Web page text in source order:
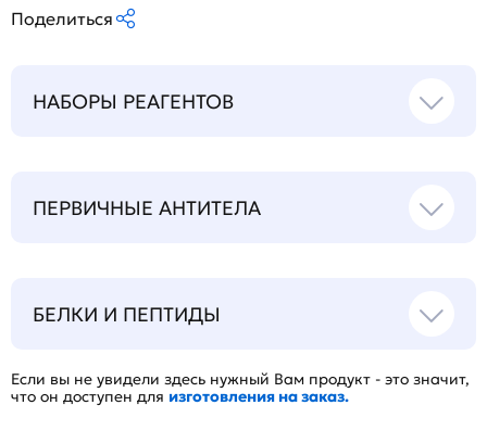
Поделиться
НАБОРЫ РЕАГЕНТОВ
ПЕРВИЧНЫЕ АНТИТЕЛА
БЕЛКИ И ПЕПТИДЫ
Если вы не увидели здесь нужный Вам продукт - это значит,
что он доступен для изготовления на заказ.